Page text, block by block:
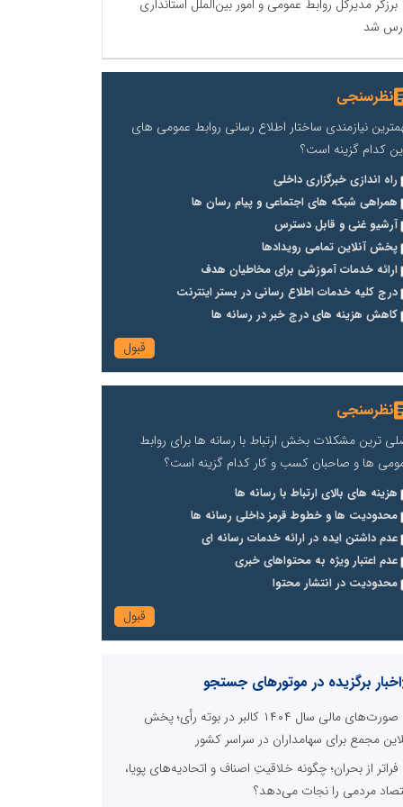
برزگر مدیرکل روابط عمومی و امور بین‌الملل استانداری
شد
نظرسنجی
نیازمندی ساختار اطلاع رسانی روابط عمومی های
کدام گزینه است؟
راه اندازی خبرگزاری داخلی
همراهی شبکه های اجتماعی و پیام رسان ها
آرشیو غنی و قابل دسترس
پخش آنلاین تمامی رویدادها
ارائه خدمات آموزشی برای مخاطیان هدف
درج کلیه خدمات اطلاع رسانی در بستر اینترنت
کاهش هزینه های درج خبر در رسانه ها
نظرسنجی
ترین مشکلات بخش ارتباط با رسانه ها برای روابط
ها و صاحبان کسب و کار کدام گزینه است؟
هزینه های بالای ارتباط با رسانه ها
محدودیت ها و خطوط قرمز داخلی رسانه ها
عدم داشتن ایده در ارائه خدمات رسانه ای
عدم اعتبار ویژه به محتواهای خبری
محدودیت در انتشار محتوا
اخبار برگزیده در موتورهای جستجو
صورت‌های مالی سال ۱۴۰۴ کالبر در بوته رأی؛ پخش
مجمع برای سهامداران در سراسر کشور
فراتر از بحران؛ چگونه خلاقیتِ اصناف و اتحادیه‌های پویا،
مردمی را نجات می‌دهد؟